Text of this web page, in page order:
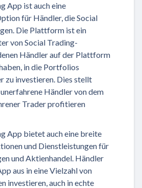
App ist auch eine
für Händler, die Social
Die Plattform ist ein
von Social Trading-
Händler auf der Plattform
in die Portfolios
zu investieren. Dies stellt
Händler von dem
Trader profitieren
App bietet auch eine breite
und Dienstleistungen für
und Aktienhandel. Händler
aus in eine Vielzahl von
investieren, auch in echte